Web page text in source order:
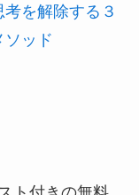
考を解除する３
ソッド